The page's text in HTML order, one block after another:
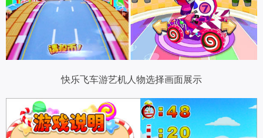
快乐飞车游艺机人物选择画面展示